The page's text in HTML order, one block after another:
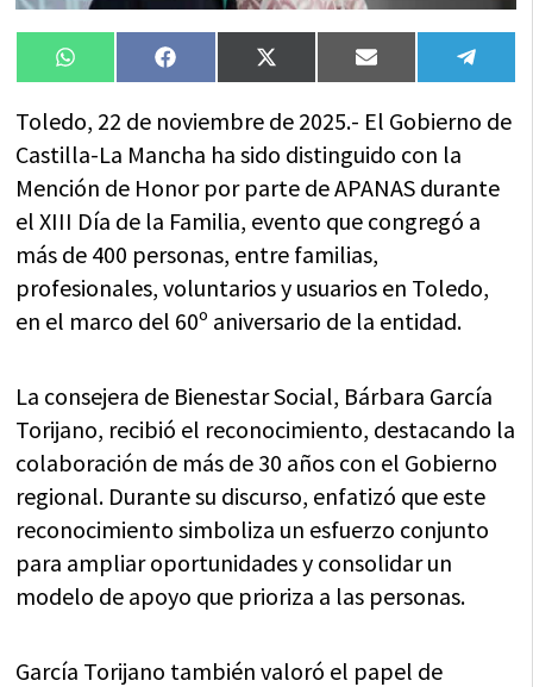
Compartir
en
WhatsAppCompartir
en
FacebookCompartir
en
X
(Twitter)
Compartir
en
Email
en
Toledo, 22 de noviembre de 2025.- El Gobierno de
Castilla-La Mancha ha sido distinguido con la
Mención de Honor por parte de APANAS durante
el XIII Día de la Familia, evento que congregó a
más de 400 personas, entre familias,
profesionales, voluntarios y usuarios en Toledo,
en el marco del 60º aniversario de la entidad.
La consejera de Bienestar Social, Bárbara García
Torijano, recibió el reconocimiento, destacando la
colaboración de más de 30 años con el Gobierno
regional. Durante su discurso, enfatizó que este
reconocimiento simboliza un esfuerzo conjunto
para ampliar oportunidades y consolidar un
modelo de apoyo que prioriza a las personas.
García Torijano también valoró el papel de